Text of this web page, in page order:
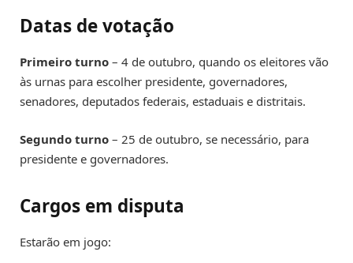
Datas de votação
Primeiro turno – 4 de outubro, quando os eleitores vão
às urnas para escolher presidente, governadores,
senadores, deputados federais, estaduais e distritais.
Segundo turno – 25 de outubro, se necessário, para
presidente e governadores.
Cargos em disputa
Estarão em jogo: